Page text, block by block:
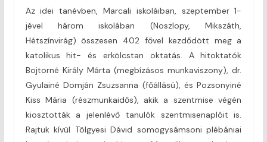
Az idei tanévben, Marcali iskoláiban, szeptember 1-
jével három iskolában (Noszlopy, Mikszáth,
Hétszínvirág) összesen 402 fővel kezdődött meg a
katolikus hit- és erkölcstan oktatás. A hitoktatók
Bojtorné Király Márta (megbízásos munkaviszony), dr.
Gyulainé Domján Zsuzsanna (főállású), és Pozsonyiné
Kiss Mária (részmunkaidős), akik a szentmise végén
kiosztották a jelenlévő tanulók szentmisenaplóit is.
Rajtuk kívül Tölgyesi Dávid somogysámsoni plébániai